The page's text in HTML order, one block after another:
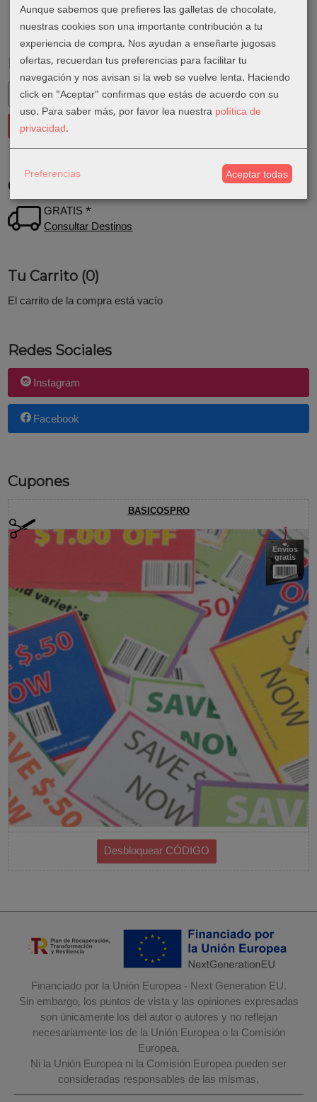
Marcas
Costes de Envío
GRATIS *
Consultar Destinos
Tu Carrito (0)
El carrito de la compra está vacío
Redes Sociales
Instagram
Facebook
Cupones
BASICOSPRO
Envíos
gratis
Financiado por la Unión Europea - Next Generation EU.
Sin embargo, los puntos de vista y las opiniones expresadas
son únicamente los del autor o autores y no reflejan
necesariamente los de la Unión Europea o la Comisión
Europea.
Ni la Unión Europea ni la Comisión Europea pueden ser
consideradas responsables de las mismas.
Aunque sabemos que prefieres las galletas de chocolate,
nuestras cookies son una importante contribución a tu
experiencia de compra. Nos ayudan a enseñarte jugosas
ofertas, recuerdan tus preferencias para facilitar tu
navegación y nos avisan si la web se vuelve lenta. Haciendo
click en "Aceptar" confirmas que estás de acuerdo con su
uso. Para saber más, por favor lea nuestra política de
privacidad.
Preferencias Aceptar todas